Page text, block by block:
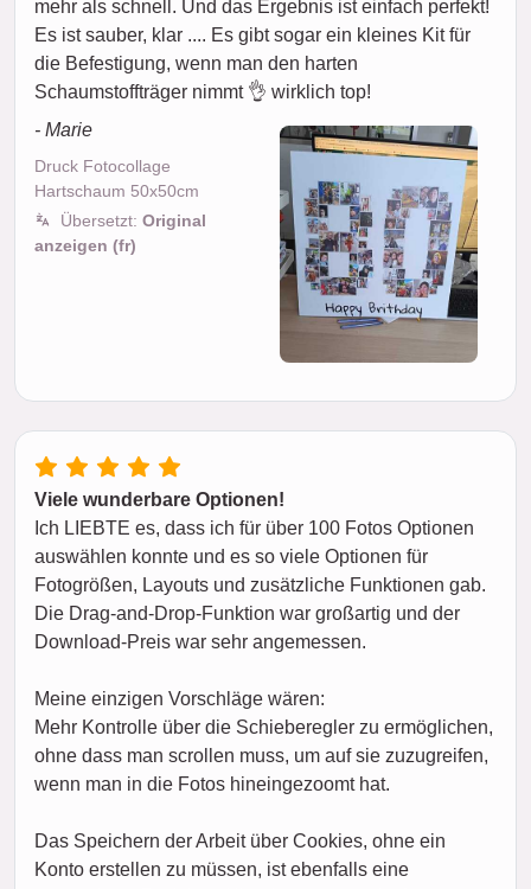
mehr als schnell. Und das Ergebnis ist einfach perfekt!
Es ist sauber, klar .... Es gibt sogar ein kleines Kit für
die Befestigung, wenn man den harten
Schaumstoffträger nimmt 👌 wirklich top!
- Marie
Druck Fotocollage
Hartschaum 50x50cm
Übersetzt: Original
anzeigen (fr)
Viele wunderbare Optionen!
Ich LIEBTE es, dass ich für über 100 Fotos Optionen
auswählen konnte und es so viele Optionen für
Fotogrößen, Layouts und zusätzliche Funktionen gab.
Die Drag-and-Drop-Funktion war großartig und der
Download-Preis war sehr angemessen.
Meine einzigen Vorschläge wären:
Mehr Kontrolle über die Schieberegler zu ermöglichen,
ohne dass man scrollen muss, um auf sie zuzugreifen,
wenn man in die Fotos hineingezoomt hat.
Das Speichern der Arbeit über Cookies, ohne ein
Konto erstellen zu müssen, ist ebenfalls eine